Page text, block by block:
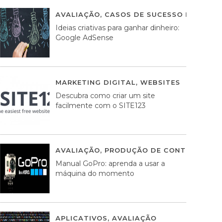
AVALIAÇÃO, CASOS DE SUCESSO DE
Ideias criativas para ganhar dinheiro:
Google AdSense
MARKETING DIGITAL, WEBSITES
Descubra como criar um site
facilmente com o SITE123
AVALIAÇÃO, PRODUÇÃO DE CONTEÚDOS
Manual GoPro: aprenda a usar a
máquina do momento
APLICATIVOS, AVALIAÇÃO